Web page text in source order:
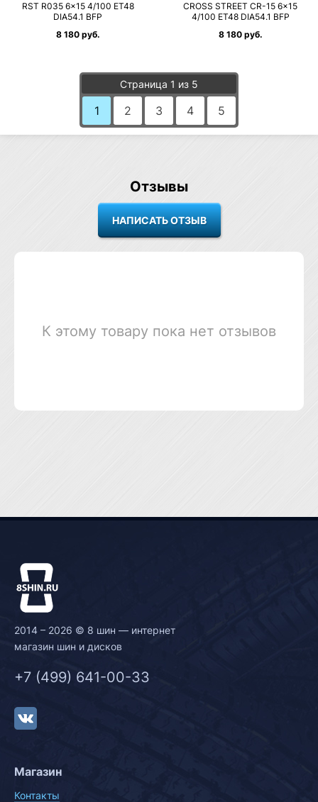
RST R035 6×15 4/100 ET48
DIA54.1 BFP
8 180 руб.
CROSS STREET CR-15 6×15
4/100 ET48 DIA54.1 BFP
8 180 руб.
Страница 1 из 5
1 2 3 4 5
Отзывы
К этому товару пока нет отзывов
2014 – 2026 © 8 шин — интернет
магазин шин и дисков
+7 (499) 641-00-33
Магазин
Контакты